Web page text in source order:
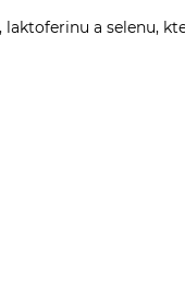
a selenu,